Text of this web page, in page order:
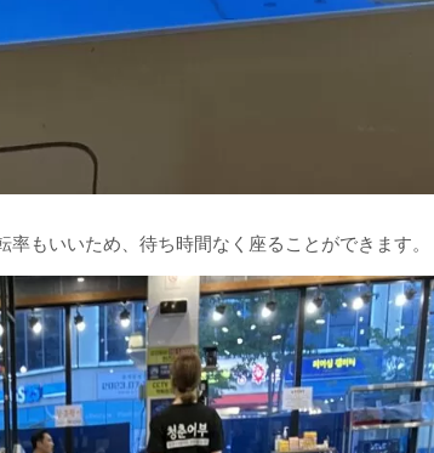
もいいため、待ち時間なく座ることができます。